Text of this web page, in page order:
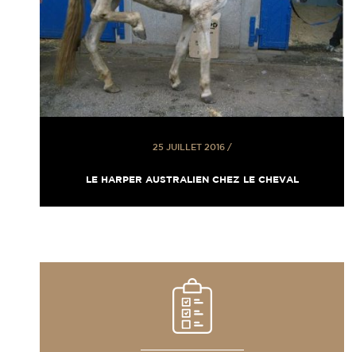
25 JUILLET 2016/
LE HARPER AUSTRALIEN CHEZ LE CHEVAL